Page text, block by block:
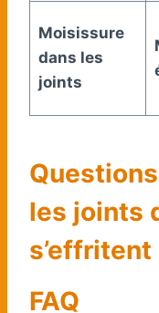
Moisissure
dans les
joints
les joints
s’effritent
FAQ